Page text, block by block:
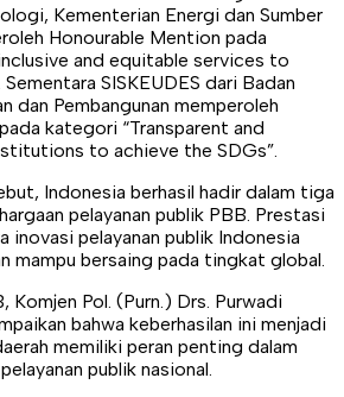
Kementerian Energi dan Sumber
Honourable Mention pada
and equitable services to
SISKEUDES dari Badan
dan Pembangunan memperoleh
kategori “Transparent and
to achieve the SDGs”.
Indonesia berhasil hadir dalam tiga
pelayanan publik PBB. Prestasi
inovasi pelayanan publik Indonesia
mampu bersaing pada tingkat global.
Komjen Pol. (Purn.) Drs. Purwadi
bahwa keberhasilan ini menjadi
memiliki peran penting dalam
publik nasional.